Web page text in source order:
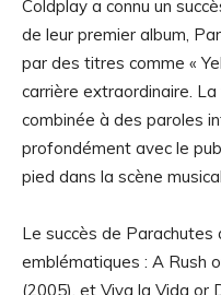
Coldplay a connu un
de leur premier album,
par des titres comme «
carrière extraordinaire.
combinée à des paroles
profondément avec le
pied dans la scène
Le succès de Parachutes
emblématiques : A Rush
(2005), et Viva la Vida or